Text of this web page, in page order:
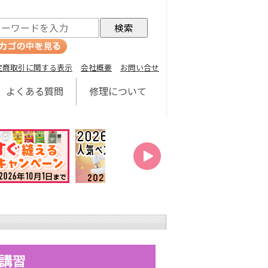
商取引に関する表示 会社概要 お問い合せ
よくある質問 修理について
習